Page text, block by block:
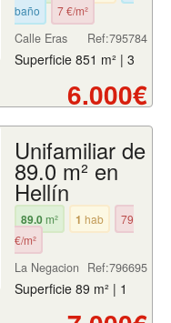
baño 7 €/m²
Ref:795784
Calle Eras
Superficie 851 m² | 3
6.000€
Unifamiliar de
89.0 m² en
Hellín
89.0m² 1 hab
79
€/m²
Ref:796695
La Negacion
Superficie 89 m² | 1